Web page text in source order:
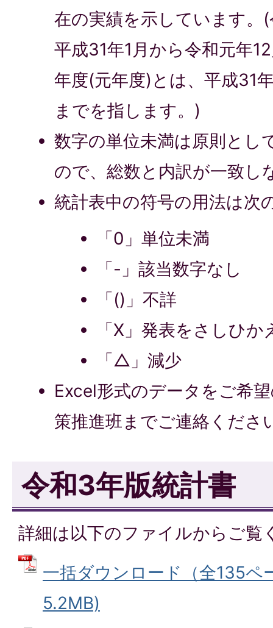
在の実績を示しています。
平成31年1月から令和元年
年度(元年度)とは、平成31
までを指します。)
数字の単位未満は原則とし
ので、総数と内訳が一致し
統計表中の符号の用法は次
「0」単位未満
「-」該当数字なし
「()」不詳
「X」発表をさしひ
「△」減少
Excel形式のデータをご希
策推進班までご連絡くださ
令和3年版統計書
詳細は以下のファイルからご覧
一括ダウンロード（全135ペ
5.2MB)